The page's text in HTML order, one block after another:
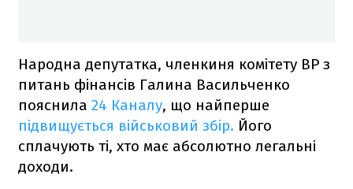
Народна депутатка, членкиня комітету ВР з
питань фінансів Галина Васильченко
пояснила 24 Каналу, що найперше
підвищується військовий збір. Його
сплачують ті, хто має абсолютно легальні
доходи.